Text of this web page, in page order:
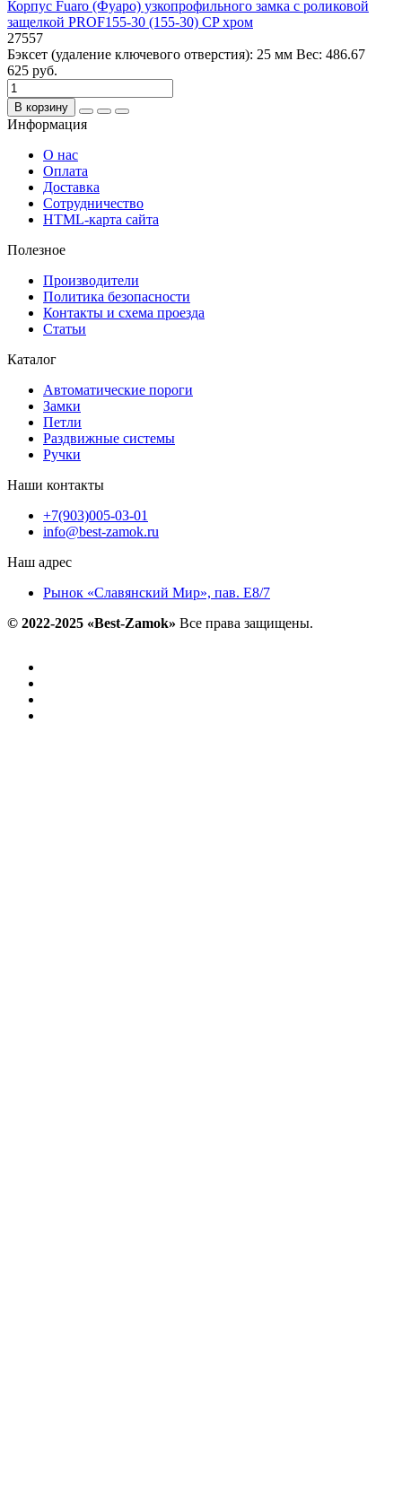
Корпус Fuaro (Фуаро) узкопрофильного замка с роликовой
защелкой PROF155-30 (155-30) CP хром
27557
Бэксет (удаление ключевого отверстия): 25 мм Вес: 486.67
625 руб.
В корзину
Информация
О нас
Оплата
Доставка
Сотрудничество
HTML-карта сайта
Полезное
Производители
Политика безопасности
Контакты и схема проезда
Статьи
Каталог
Автоматические пороги
Замки
Петли
Раздвижные системы
Ручки
Наши контакты
+7(903)005-03-01
info@best-zamok.ru
Наш адрес
Рынок «Славянский Мир», пав. Е8/7
© 2022-2025 «Best-Zamok» Все права защищены.